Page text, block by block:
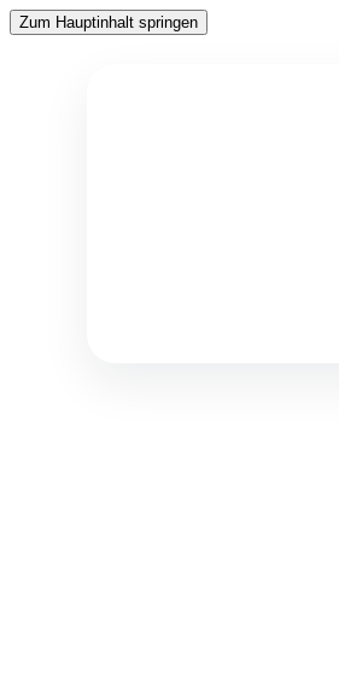
Zum Hauptinhalt springen